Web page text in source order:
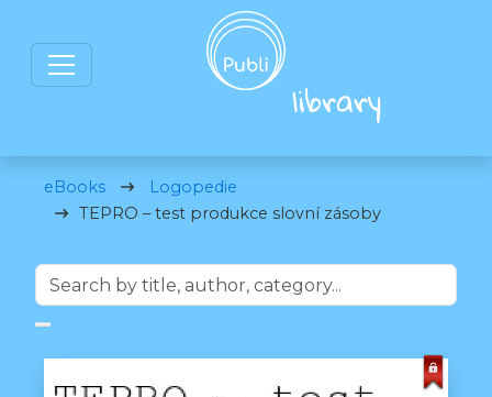
eBooks
Logopedie
TEPRO – test produkce slovní zásoby